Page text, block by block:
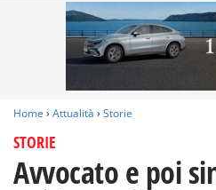
Home › Attualità › Storie
STORIE
Avvocato e poi